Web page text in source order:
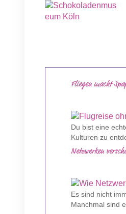
Fliegen macht
Du bist eine
Kulturen zu
Netzwerken
Es sind nicht
Manchmal sind